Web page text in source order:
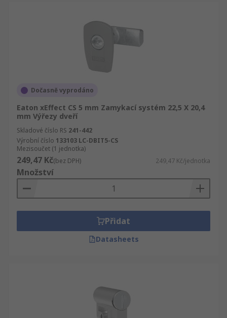
Dočasně vyprodáno
Eaton xEffect CS 5 mm Zamykací systém 22,5 X 20,4
mm Výřezy dveří
Skladové číslo RS 241-442
Výrobní číslo 133103 LC-DBIT5-CS
Mezisoučet (1 jednotka)
249,47 Kč(bez DPH) 249,47 Kč/jednotka
Množství
Přidat
Datasheets